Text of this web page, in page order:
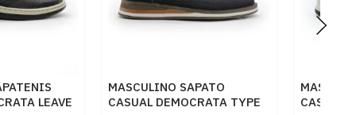
LEAVE
MASCULINO SAPATO
CASUAL DEMOCRATA TYPE
CASUAL